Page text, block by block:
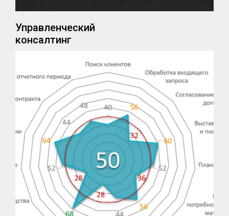
Управленческий
консалтинг